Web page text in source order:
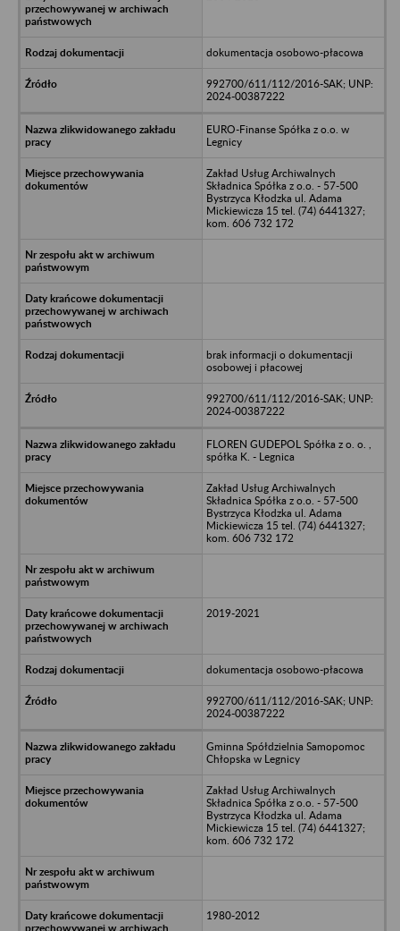
dokumentacja osobowo-płacowa
992700/611/112/2016-SAK; UNP:
2024-00387222
EURO-Finanse Spółka z o.o. w
Legnicy
Zakład Usług Archiwalnych
Składnica Spółka z o.o. - 57-500
Bystrzyca Kłodzka ul. Adama
Mickiewicza 15 tel. (74) 6441327;
kom. 606 732 172
brak informacji o dokumentacji
osobowej i płacowej
992700/611/112/2016-SAK; UNP:
2024-00387222
FLOREN GUDEPOL Spółka z o. o. ,
spółka K. - Legnica
Zakład Usług Archiwalnych
Składnica Spółka z o.o. - 57-500
Bystrzyca Kłodzka ul. Adama
Mickiewicza 15 tel. (74) 6441327;
kom. 606 732 172
2019-2021
dokumentacja osobowo-płacowa
992700/611/112/2016-SAK; UNP:
2024-00387222
Gminna Spółdzielnia Samopomoc
Chłopska w Legnicy
Zakład Usług Archiwalnych
Składnica Spółka z o.o. - 57-500
Bystrzyca Kłodzka ul. Adama
Mickiewicza 15 tel. (74) 6441327;
kom. 606 732 172
1980-2012